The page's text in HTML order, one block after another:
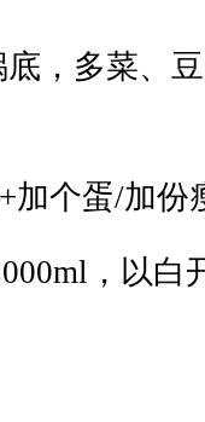
底，多菜、
加个蛋/加份
，以白